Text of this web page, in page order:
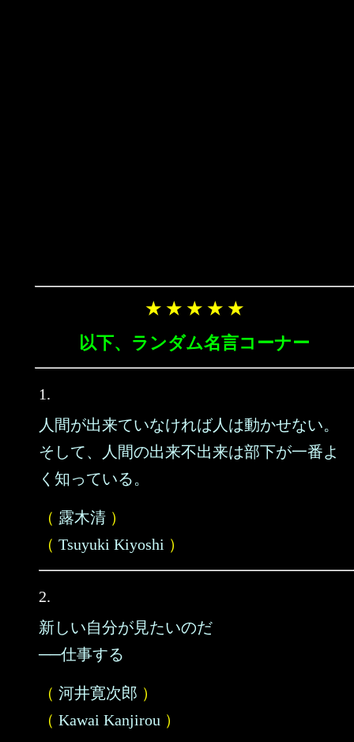
★ ★ ★ ★ ★
以下、ランダム名言コーナー
1.
人間が出来ていなければ人は動かせない。
そして、人間の出来不出来は部下が一番よ
く知っている。
（ 露木清 ）
（ Tsuyuki Kiyoshi ）
2.
新しい自分が見たいのだ
──仕事する
（ 河井寛次郎 ）
（ Kawai Kanjirou ）